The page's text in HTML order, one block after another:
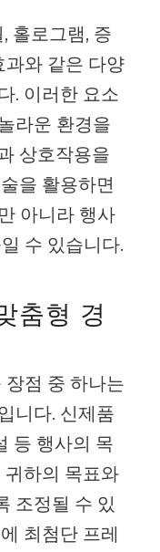
홀로그램, 증
과와 같은 다양
. 이러한 요소
라운 환경을
상호작용을
을 활용하면
아니라 행사
수 있습니다.
춤형 경
장점 중 하나는
니다. 신제품
등 행사의 목
귀하의 목표와
조정될 수 있
최첨단 프레